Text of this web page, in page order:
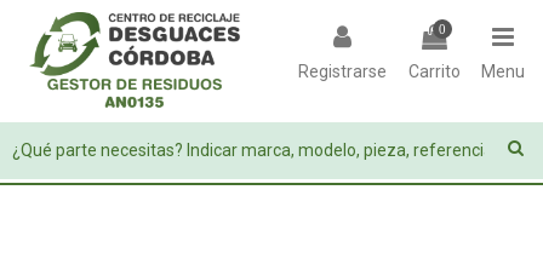
Registrarse
0
Carrito Menu